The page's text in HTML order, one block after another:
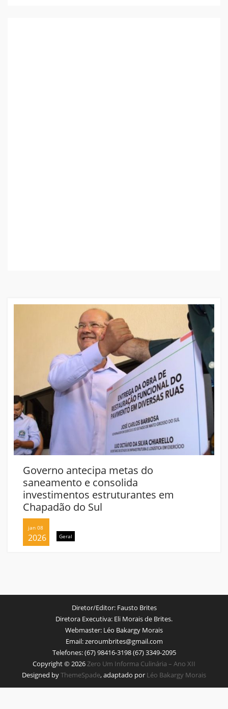
Governo antecipa metas do
saneamento e consolida
investimentos estruturantes em
Chapadão do Sul
jan 08
2026 Geral
Diretor/Editor:Fausto Brites
Diretora Executiva: Eli Morais de Brites.
Webmaster: Léo Bakargy Morais
Email:zeroumbrites@gmail.com
Telefones:(67) 98416-3198 (67) 3349-2095
Copyright © 2026 Zero Um Informa Culinária – Ano XII
Designed byThemeSpade, adaptado por Léo Bakargy Morais